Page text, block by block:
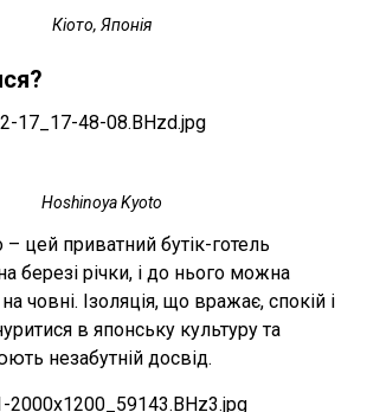
Кіото, Японія
Hoshinoya Kyoto
цей приватний бутік-готель
березі річки, і до нього можна
човні. Ізоляція, що вражає, спокій і
в японську культуру та
незабутній досвід.